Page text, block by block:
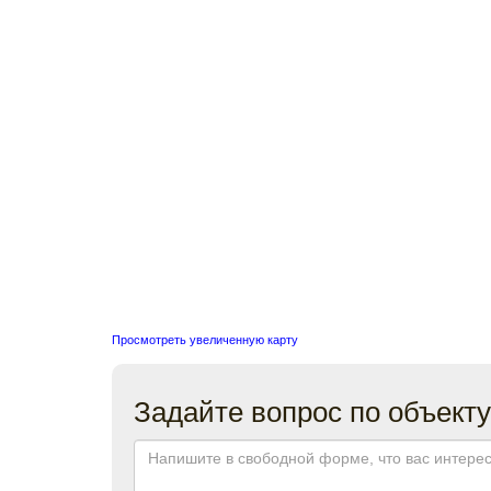
Просмотреть увеличенную карту
Задайте вопрос по